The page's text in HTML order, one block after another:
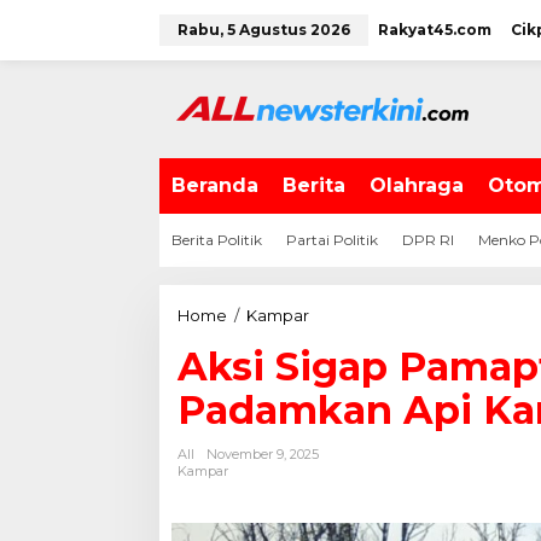
w
Rabu, 5 Agustus 2026 Rakyat45.com
Beranda Berita Olahraga
Berita Politik Partai Politik DPR RI Menko
Home / Kampar
s
S
g
P
Aksi Sigap
Padamkan Api
All
November 9, 2025
Kampar